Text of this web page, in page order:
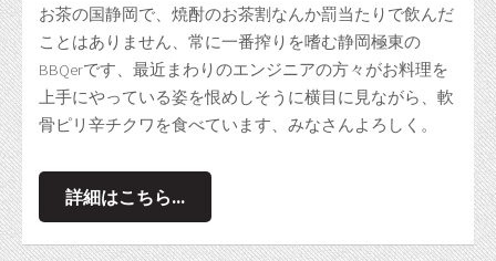
お茶の国静岡で、焼酎のお茶割なんか罰当たりで飲んだ
ことはありません、常に一番搾りを嗜む静岡極東の
BBQerです、最近まわりのエンジニアの方々がお料理を
上手にやっている姿を恨めしそうに横目に見ながら、軟
骨ピリ辛チクワを食べています、みなさんよろしく。
詳細はこちら...